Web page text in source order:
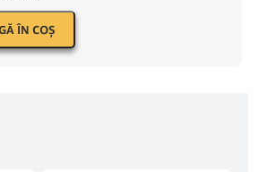
ÎN COŞ